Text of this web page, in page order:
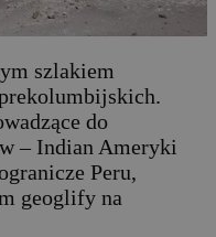
szlakiem
do
– Indian Ameryki
Peru,
geoglify na